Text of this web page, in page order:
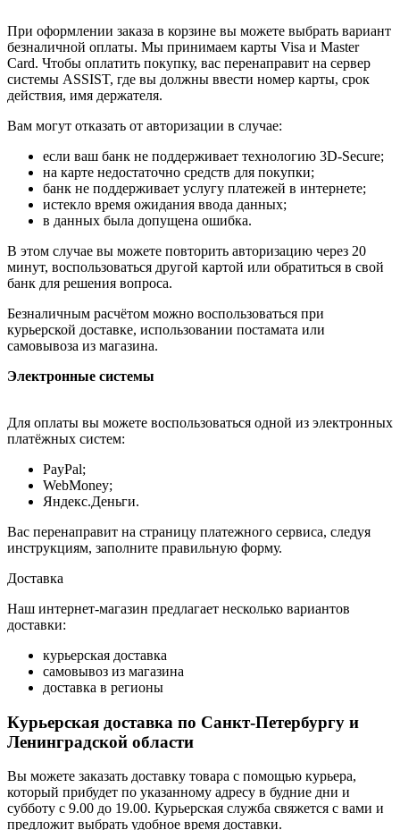
При оформлении заказа в корзине вы можете выбрать вариант
безналичной оплаты. Мы принимаем карты Visa и Master
Card. Чтобы оплатить покупку, вас перенаправит на сервер
системы ASSIST, где вы должны ввести номер карты, срок
действия, имя держателя.
Вам могут отказать от авторизации в случае:
если ваш банк не поддерживает технологию 3D-Secure;
на карте недостаточно средств для покупки;
банк не поддерживает услугу платежей в интернете;
истекло время ожидания ввода данных;
в данных была допущена ошибка.
В этом случае вы можете повторить авторизацию через 20
минут, воспользоваться другой картой или обратиться в свой
банк для решения вопроса.
Безналичным расчётом можно воспользоваться при
курьерской доставке, использовании постамата или
самовывоза из магазина.
Электронные системы
Для оплаты вы можете воспользоваться одной из электронных
платёжных систем:
PayPal;
WebMoney;
Яндекс.Деньги.
Вас перенаправит на страницу платежного сервиса, следуя
инструкциям, заполните правильную форму.
Доставка
Наш интернет-магазин предлагает несколько вариантов
доставки:
курьерская доставка
самовывоз из магазина
доставка в регионы
Курьерская доставка по Санкт-Петербургу и
Ленинградской области
Вы можете заказать доставку товара с помощью курьера,
который прибудет по указанному адресу в будние дни и
субботу с 9.00 до 19.00. Курьерская служба свяжется с вами и
предложит выбрать удобное время доставки.